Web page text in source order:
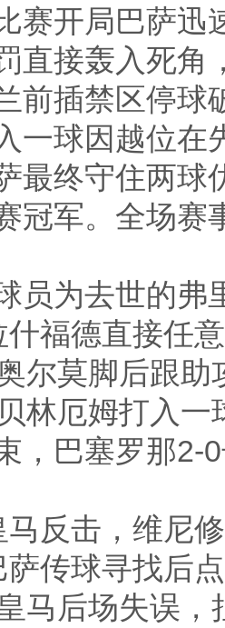
赛开局巴萨迅
直接轰入死角
前插禁区停球
一球因越位在
最终守住两球
冠军。全场赛
员为去世的弗
福德直接任
尔莫脚后跟
林厄姆打入
，巴塞罗那2-
反击，维尼
传球寻找后
马后场失误